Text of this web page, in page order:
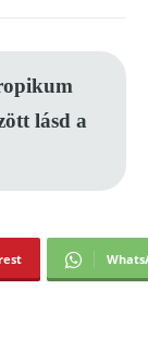
lásd a